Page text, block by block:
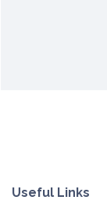
Useful Links